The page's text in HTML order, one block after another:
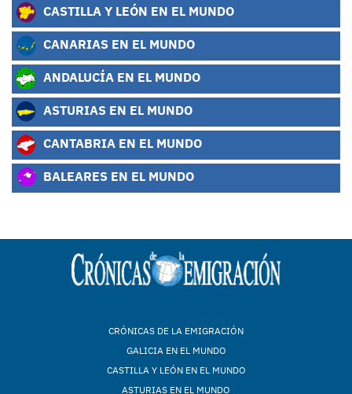
CASTILLA Y LEÓN EN EL MUNDO
CANARIAS EN EL MUNDO
ANDALUCÍA EN EL MUNDO
ASTURIAS EN EL MUNDO
CANTABRIA EN EL MUNDO
BALEARES EN EL MUNDO
CRÓNICAS DE LA EMIGRACIÓN
GALICIA EN EL MUNDO
CASTILLA Y LEÓN EN EL MUNDO
ASTURIAS EN EL MUNDO